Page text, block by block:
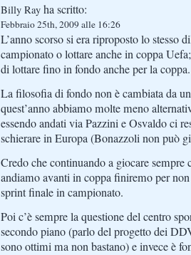
Billy Ray ha scritto:
Febbraio 25th, 2009 alle 16:26
L’anno scorso si era riproposto lo stesso
campionato o lottare anche in coppa
di lottare fino in fondo anche per la coppa.
La filosofia di fondo non è cambiata da
quest’anno abbiamo molte meno
essendo andati via Pazzini e Osvaldo ci
schierare in Europa (Bonazzoli non può
Credo che continuando a giocare
andiamo avanti in coppa finiremo per
sprint finale in campionato.
Poi c’è sempre la questione del centro
secondo piano (parlo del progetto dei
sono ottimi ma non bastano) e invece è